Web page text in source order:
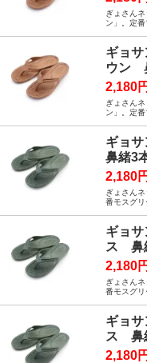
ぎょさん
ン」。定番
ギョ
ウン
2,180
ぎょさん
ン」。定番
ギョ
鼻緒3
2,180
ぎょさん
番モスグリ
ギョ
ス 鼻
2,180
ぎょさん
番モスグリ
ギョ
ス 鼻
2,180